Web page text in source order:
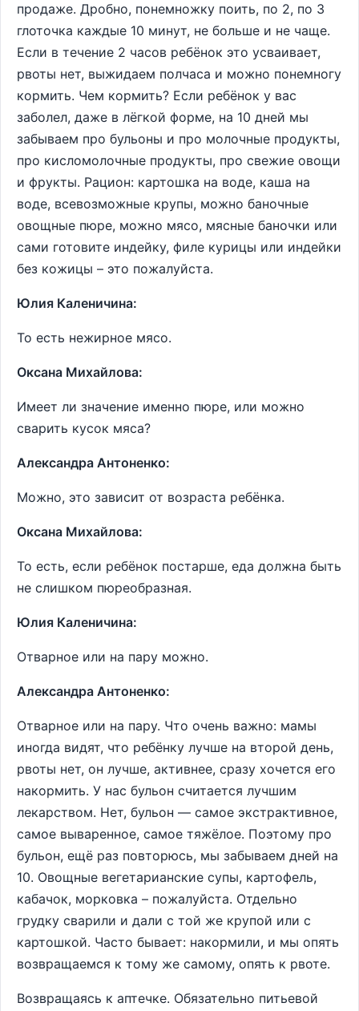
продаже. Дробно, понемножку поить, по 2, по 3
глоточка каждые 10 минут, не больше и не чаще.
Если в течение 2 часов ребёнок это усваивает,
рвоты нет, выжидаем полчаса и можно понемногу
кормить. Чем кормить? Если ребёнок у вас
заболел, даже в лёгкой форме, на 10 дней мы
забываем про бульоны и про молочные продукты,
про кисломолочные продукты, про свежие овощи
и фрукты. Рацион: картошка на воде, каша на
воде, всевозможные крупы, можно баночные
овощные пюре, можно мясо, мясные баночки или
сами готовите индейку, филе курицы или индейки
без кожицы – это пожалуйста.
Юлия Каленичина:
То есть нежирное мясо.
Оксана Михайлова:
Имеет ли значение именно пюре, или можно
сварить кусок мяса?
Александра Антоненко:
Можно, это зависит от возраста ребёнка.
Оксана Михайлова:
То есть, если ребёнок постарше, еда должна быть
не слишком пюреобразная.
Юлия Каленичина:
Отварное или на пару можно.
Александра Антоненко:
Отварное или на пару. Что очень важно: мамы
иногда видят, что ребёнку лучше на второй день,
рвоты нет, он лучше, активнее, сразу хочется его
накормить. У нас бульон считается лучшим
лекарством. Нет, бульон ― самое экстрактивное,
самое вываренное, самое тяжёлое. Поэтому про
бульон, ещё раз повторюсь, мы забываем дней на
10. Овощные вегетарианские супы, картофель,
кабачок, морковка – пожалуйста. Отдельно
грудку сварили и дали с той же крупой или с
картошкой. Часто бывает: накормили, и мы опять
возвращаемся к тому же самому, опять к рвоте.
Возвращаясь к аптечке. Обязательно питьевой